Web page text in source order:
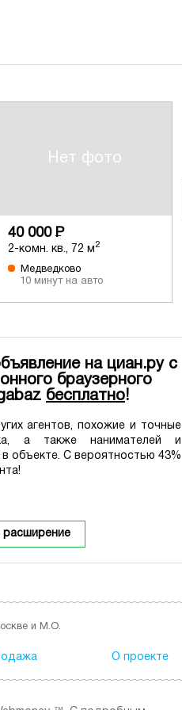
Нет фото
40 000 Р
2-комн. кв., 72 м 2
Медведково
10 минут на авто
на циан.ру с
браузерного
бесплатно!
агентов, похожие и точные
а также нанимателей и
объекте. С вероятностью 43%
расширение
и М.О.
О проекте